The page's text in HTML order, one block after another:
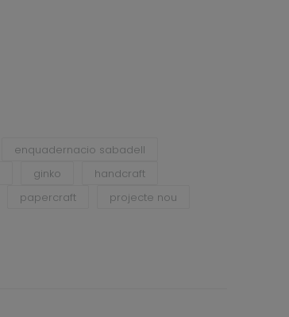
enquadernacio sabadell
ginko
handcraft
papercraft
projecte nou